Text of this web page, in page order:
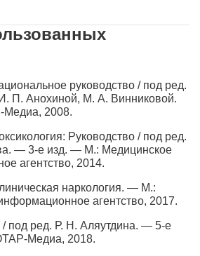
привести к переохлаждению
руководство / под ред.
П. Анохиной, М. А. Винниковой.
2008.
Руководство / под ред.
— 3-е изд. — М.: Медицинское
агентство, 2014.
наркология. — М.:
агентство, 2017.
/ под ред. Р. Н. Аляутдина. — 5-е
Медиа, 2018.